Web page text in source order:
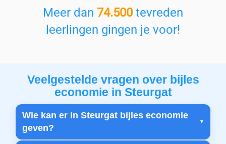
Meer dan 74.500tevreden
leerlingen gingen je voor!
Veelgestelde vragen over bijles
economie in Steurgat
Wie kan er in Steurgat bijles economie
geven?